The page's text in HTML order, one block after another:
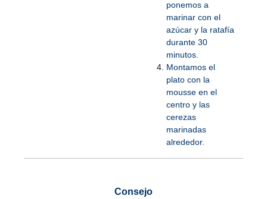
ponemos a
marinar con el
azúcar y la ratafía
durante 30
minutos.
Montamos el
plato con la
mousse en el
centro y las
cerezas
marinadas
alrededor.
Consejo